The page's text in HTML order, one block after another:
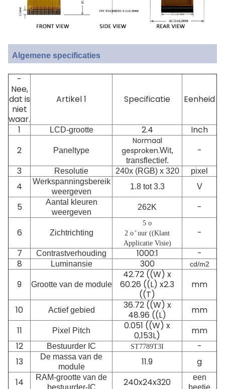
Algemene specificaties
-
Nee,
dat is
niet
waar.
Artikel 1 Specificatie Eenheid
1 LCD-grootte 2.4
Inch
2
Paneltype
Normaal
gesproken.Wit,
transflectief.
-
3
Resolutie 240x (RGB) x 320 pixel
4
Werkspanningsbereik
weergeven
1.8 tot 3.3 V
5
Aantal kleuren
weergeven
262K -
6 Zichtrichting
5 o
2 o ̊ uur ((Klant
Applicatie Visie)
-
7
Contrastverhouding 1000:1
-
8
Luminansie 300 cd/m2
9 Grootte van de module
42.72 ((W) x
60.26 ((L) x2.3
((T)
mm
10 Actief gebied
36.72 ((W) x
48.96 ((L)
mm
11
Pixel Pitch
0.051 ((W) x
0,153L)
mm
12
Bestuurder IC ST7789T3I
-
13
De massa van de
module
11.9
g
14
RAM-grootte van de
bestuurder-IC
240x24x320
een
beetje